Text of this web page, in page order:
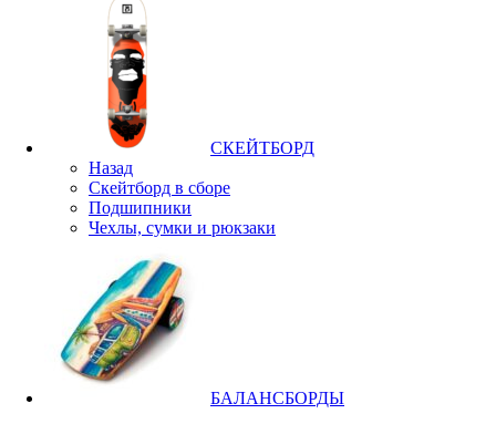
СКЕЙТБОРД
Назад
Скейтборд в сборе
Подшипники
Чехлы, сумки и рюкзаки
БАЛАНСБОРДЫ